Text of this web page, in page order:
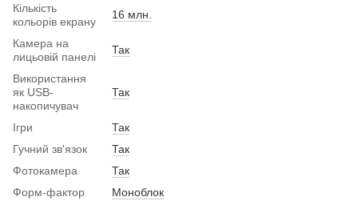
Кількість
кольорів екрану
16 млн.
Камера на
лицьовій панелі
Так
Використання
як USB-
накопичувач
Так
Ігри
Так
Гучний зв'язок
Так
Фотокамера
Так
Форм-фактор
Моноблок